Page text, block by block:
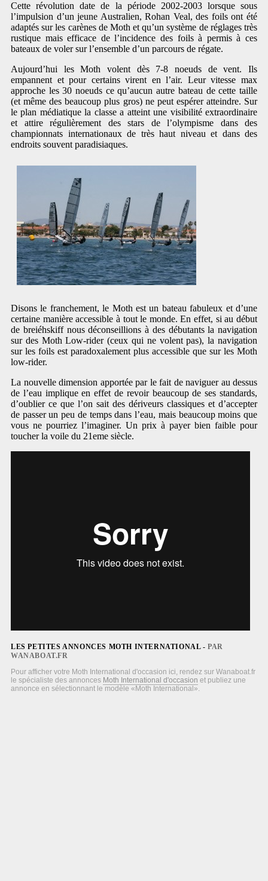
Cette révolution date de la période 2002-2003 lorsque sous
l’impulsion d’un jeune Australien, Rohan Veal, des foils ont été
adaptés sur les carènes de Moth et qu’un système de réglages très
rustique mais efficace de l’incidence des foils à permis à ces
bateaux de voler sur l’ensemble d’un parcours de régate.
Aujourd’hui les Moth volent dès 7-8 noeuds de vent. Ils
empannent et pour certains virent en l’air. Leur vitesse max
approche les 30 noeuds ce qu’aucun autre bateau de cette taille
(et même des beaucoup plus gros) ne peut espérer atteindre. Sur
le plan médiatique la classe a atteint une visibilité extraordinaire
et attire régulièrement des stars de l’olympisme dans des
championnats internationaux de très haut niveau et dans des
endroits souvent paradisiaques.
Disons le franchement, le Moth est un bateau fabuleux et d’une
certaine manière accessible à tout le monde. En effet, si au début
de breiéhskiff nous déconseillions à des débutants la navigation
sur des Moth Low-rider (ceux qui ne volent pas), la navigation
sur les foils est paradoxalement plus accessible que sur les Moth
low-rider.
La nouvelle dimension apportée par le fait de naviguer au dessus
de l’eau implique en effet de revoir beaucoup de ses standards,
d’oublier ce que l’on sait des dériveurs classiques et d’accepter
de passer un peu de temps dans l’eau, mais beaucoup moins que
vous ne pourriez l’imaginer. Un prix à payer bien faible pour
toucher la voile du 21eme siècle.
LES PETITES ANNONCES MOTH INTERNATIONAL -PAR
WANABOAT.FR
Pour afficher votre Moth International d'occasion ici, rendez sur Wanaboat.fr
le spécialiste des annonces Moth International d'occasion et publiez une
annonce en sélectionnant le modèle «Moth International».